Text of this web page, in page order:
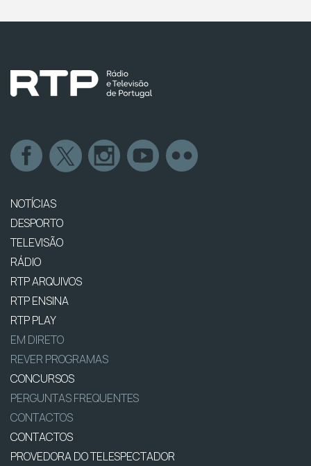
NOTÍCIAS
DESPORTO
TELEVISÃO
RÁDIO
RTP ARQUIVOS
RTP ENSINA
RTP PLAY
EM DIRETO
REVER PROGRAMAS
CONCURSOS
PERGUNTAS FREQUENTES
CONTACTOS
CONTACTOS
PROVEDORA DO TELESPECTADOR